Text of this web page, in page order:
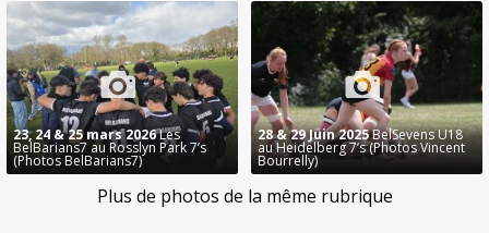
23, 24 & 25 mars 2026Les
BelBarians7 au Rosslyn Park 7’s
(Photos BelBarians7)
28 & 29 Juin 2025BelSevens U18
au Heidelberg 7’s (Photos Vincent
Bourrelly)
Plus de photos de la même rubrique